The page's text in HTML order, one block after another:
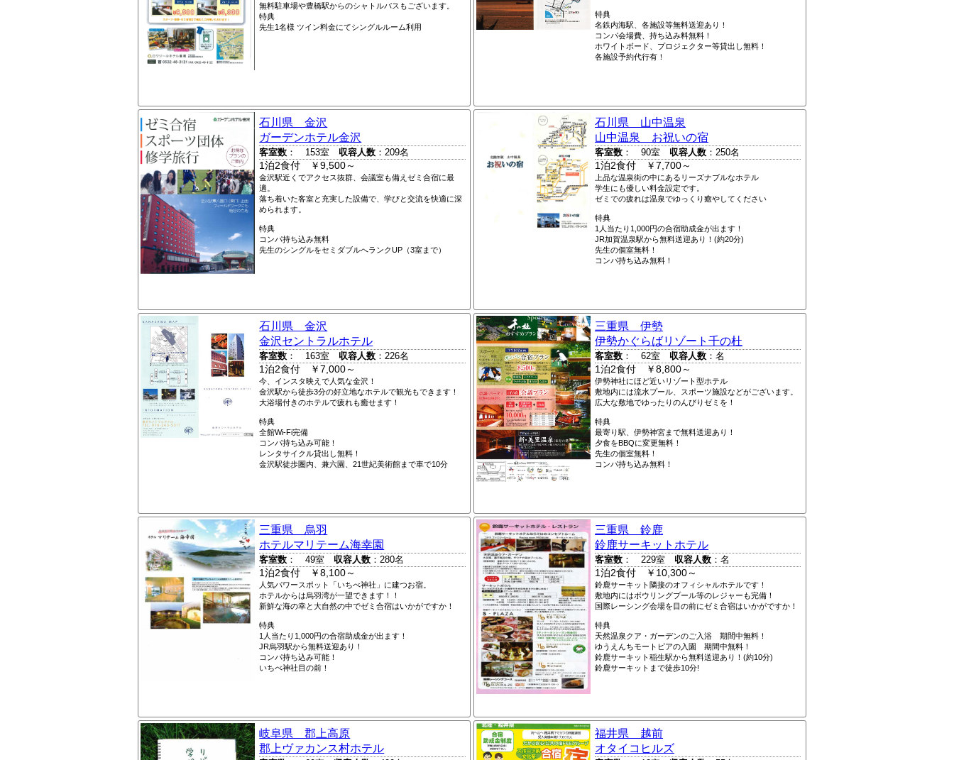
無料駐車場や豊橋駅からのシャトルバスもございます。
特典
先生1名様 ツイン料金にてシングルルーム利用
特典
名鉄内海駅、各施設等無料送迎あり！
コンパ会場費、持ち込み料無料！
ホワイトボード、プロジェクター等貸出し無料！
各施設予約代行有！
石川県 金沢
ガーデンホテル金沢
客室数 ： 153室 収容人数 ：209名
1泊2食付 ￥9,500～
金沢駅近くでアクセス抜群、会議室も備えゼミ合宿に最
適。
落ち着いた客室と充実した設備で、学びと交流を快適に深
められます。
特典
コンパ持ち込み無料
先生のシングルをセミダブルへランクUP（3室まで）
石川県 山中温泉
山中温泉 お祝いの宿
客室数 ： 90室 収容人数 ：250名
1泊2食付 ￥7,700～
上品な温泉街の中にあるリーズナブルなホテル
学生にも優しい料金設定です。
ゼミでの疲れは温泉でゆっくり癒やしてください
特典
1人当たり1,000円の合宿助成金が出ます！
JR加賀温泉駅から無料送迎あり！(約20分)
先生の個室無料！
コンパ持ち込み無料！
石川県 金沢
金沢セントラルホテル
客室数 ： 163室 収容人数 ：226名
1泊2食付 ￥7,000～
今、インスタ映えで人気な金沢！
金沢駅から徒歩3分の好立地なホテルで観光もできます！
大浴場付きのホテルで疲れも癒せます！
特典
全館Wi-Fi完備
コンパ持ち込み可能！
レンタサイクル貸出し無料！
金沢駅徒歩圏内、兼六園、21世紀美術館まで車で10分
三重県 伊勢
伊勢かぐらばリゾート千の杜
客室数 ： 62室 収容人数 ：名
1泊2食付 ￥8,800～
伊勢神社にほど近いリゾート型ホテル
敷地内には流水プール、スポーツ施設などがございます。
広大な敷地でゆったりのんびりゼミを！
特典
最寄り駅、伊勢神宮まで無料送迎あり！
夕食をBBQに変更無料！
先生の個室無料！
コンパ持ち込み無料！
三重県 烏羽
ホテルマリテーム海幸園
客室数 ： 49室 収容人数 ：280名
1泊2食付 ￥8,100～
人気パワースポット「いちべ神社」に建つお宿。
ホテルからは烏羽湾が一望できます！！
新鮮な海の幸と大自然の中でゼミ合宿はいかがですか！
特典
1人当たり1,000円の合宿助成金が出ます！
JR烏羽駅から無料送迎あり！
コンパ持ち込み可能！
いちべ神社目の前！
三重県 鈴鹿
鈴鹿サーキットホテル
客室数 ： 229室 収容人数 ：名
1泊2食付 ￥10,300～
鈴鹿サーキット隣接のオフィシャルホテルです！
敷地内にはボウリングプール等のレジャーも完備！
国際レーシング会場を目の前にゼミ合宿はいかがですか！
特典
天然温泉クア・ガーデンのご入浴 期間中無料！
ゆうえんちモートピアの入園 期間中無料！
鈴鹿サーキット稲生駅から無料送迎あり！(約10分)
鈴鹿サーキットまで徒歩10分!
岐阜県 郡上高原
郡上ヴァカンス村ホテル
福井県 越前
オタイコヒルズ